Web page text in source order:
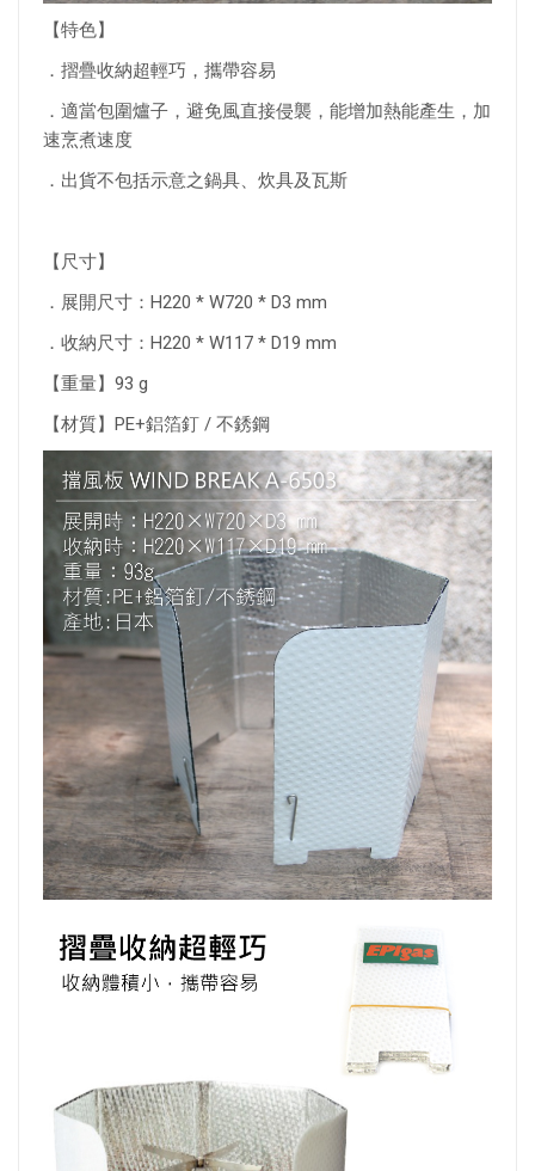
【特色】
．摺疊收納超輕巧，攜帶容易
．適當包圍爐子，避免風直接侵襲，能增加熱能產生，加
速烹煮速度
．出貨不包括示意之鍋具、炊具及瓦斯
【尺寸】
．展開尺寸：H220 * W720 * D3 mm
．收納尺寸：H220 * W117 * D19 mm
【重量】93 g
【材質】PE+鋁箔釘 / 不銹鋼